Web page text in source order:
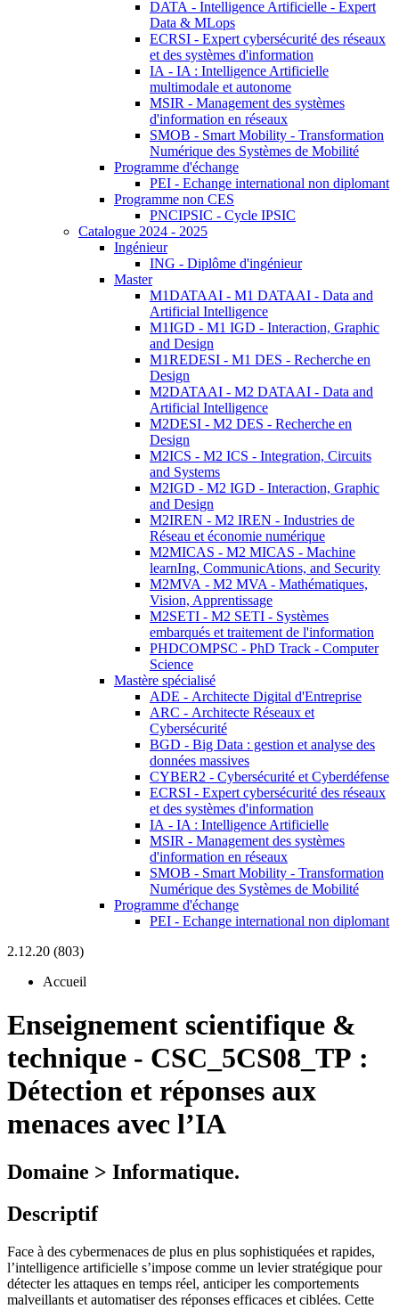
DATA - Intelligence Artificielle - Expert
Data & MLops
ECRSI - Expert cybersécurité des réseaux
et des systèmes d'information
IA - IA : Intelligence Artificielle
multimodale et autonome
MSIR - Management des systèmes
d'information en réseaux
SMOB - Smart Mobility - Transformation
Numérique des Systèmes de Mobilité
Programme d'échange
PEI - Echange international non diplomant
Programme non CES
PNCIPSIC - Cycle IPSIC
Catalogue 2024 - 2025
Ingénieur
ING - Diplôme d'ingénieur
Master
M1DATAAI - M1 DATAAI - Data and
Artificial Intelligence
M1IGD - M1 IGD - Interaction, Graphic
and Design
M1REDESI - M1 DES - Recherche en
Design
M2DATAAI - M2 DATAAI - Data and
Artificial Intelligence
M2DESI - M2 DES - Recherche en
Design
M2ICS - M2 ICS - Integration, Circuits
and Systems
M2IGD - M2 IGD - Interaction, Graphic
and Design
M2IREN - M2 IREN - Industries de
Réseau et économie numérique
M2MICAS - M2 MICAS - Machine
learnIng, CommunicAtions, and Security
M2MVA - M2 MVA - Mathématiques,
Vision, Apprentissage
M2SETI - M2 SETI - Systèmes
embarqués et traitement de l'information
PHDCOMPSC - PhD Track - Computer
Science
Mastère spécialisé
ADE - Architecte Digital d'Entreprise
ARC - Architecte Réseaux et
Cybersécurité
BGD - Big Data : gestion et analyse des
données massives
CYBER2 - Cybersécurité et Cyberdéfense
ECRSI - Expert cybersécurité des réseaux
et des systèmes d'information
IA - IA : Intelligence Artificielle
MSIR - Management des systèmes
d'information en réseaux
SMOB - Smart Mobility - Transformation
Numérique des Systèmes de Mobilité
Programme d'échange
PEI - Echange international non diplomant
2.12.20 (803)
Accueil
Enseignement scientifique &
technique - CSC_5CS08_TP :
Détection et réponses aux
menaces avec l’IA
Domaine > Informatique.
Descriptif
Face à des cybermenaces de plus en plus sophistiquées et rapides,
l’intelligence artificielle s’impose comme un levier stratégique pour
détecter les attaques en temps réel, anticiper les comportements
malveillants et automatiser des réponses efficaces et ciblées. Cette